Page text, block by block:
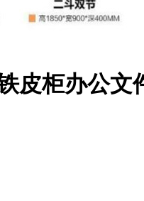
皮柜办公文